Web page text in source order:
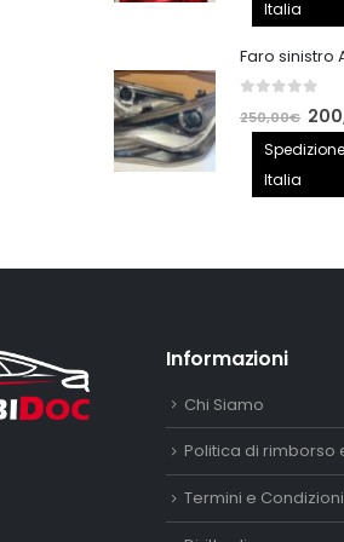
Italia
250,00€ Il
Italia
Informazioni
Chi Siamo
Politica di rimborso
Termini e